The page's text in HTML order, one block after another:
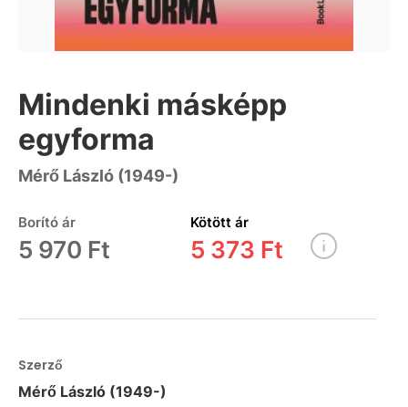
Mindenki másképp
egyforma
Mérő László (1949-)
Borító ár
5 970 Ft
Kötött ár
5 373 Ft
Szerző
Mérő László (1949-)